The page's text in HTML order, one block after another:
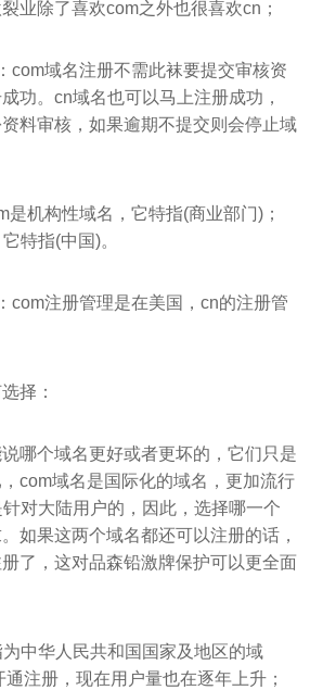
业除了喜欢com之外也很喜欢cn；
com域名注册不需此袜要提交审核资
功。cn域名也可以马上注册成功，
料审核，如果逾期不提交则会停止域
是机构性域名，它特指(商业部门)；
特指(中国)。
com注册管理是在美国，cn的注册管
择：
哪个域名更好或者更坏的，它们只是
com域名是国际化的域名，更加流行
对大陆用户的，因此，选择哪一个
如果这两个域名都还可以注册的话，
了，这对品森铅激牌保护可以更全面
中华人民共和国国家及地区的域
注册，现在用户量也在逐年上升；